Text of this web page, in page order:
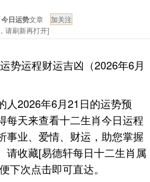
说明
2025-10-12
标及LOGO注册声明
2021-9-7
日运势文章
请刷新再打开]
运程财运吉凶（2026年6月
2026年6月21日的运势预
每天来查看十二生肖今日运程
事业、爱情、财运，助您掌握
请收藏[易德轩每日十二生肖属
下次点击即可直达。